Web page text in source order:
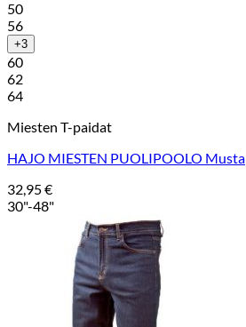
50
56
+3
60
62
64
Miesten T-paidat
HAJO MIESTEN PUOLIPOOLO Musta
32,95€
30"-48"